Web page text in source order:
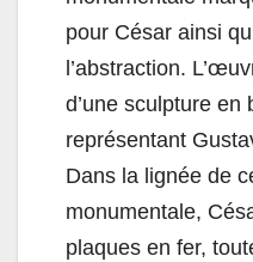
pour César ainsi
l’abstraction.
d’une sculpture en
représentant
Dans la lignée de
monumentale,
plaques en fer,